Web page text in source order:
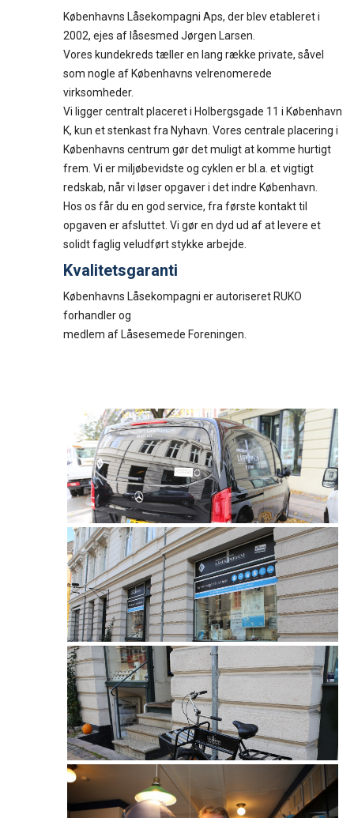
Københavns Låsekompagni Aps, der blev etableret i
2002, ejes af låsesmed Jørgen Larsen.
Vores kundekreds tæller en lang række private, såvel
som nogle af Københavns velrenomerede
virksomheder.
Vi ligger centralt placeret i Holbergsgade 11 i København
K, kun et stenkast fra Nyhavn. Vores centrale placering i
Københavns centrum gør det muligt at komme hurtigt
frem. Vi er miljøbevidste og cyklen er bl.a. et vigtigt
redskab, når vi løser opgaver i det indre København.
Hos os får du en god service, fra første kontakt til
opgaven er afsluttet. Vi gør en dyd ud af at levere et
solidt faglig veludført stykke arbejde.
Kvalitetsgaranti
Københavns Låsekompagni er autoriseret RUKO
forhandler og
medlem af Låsesemede Foreningen.